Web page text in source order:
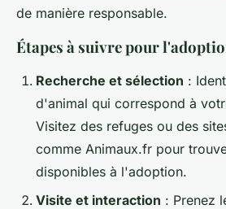
de manière responsable.
Étapes à suivre pour
Recherche et sélection :
d'animal qui correspond à
Visitez des refuges ou des
comme Animaux.fr pour
disponibles à l'adoption.
Visite et interaction : Prenez